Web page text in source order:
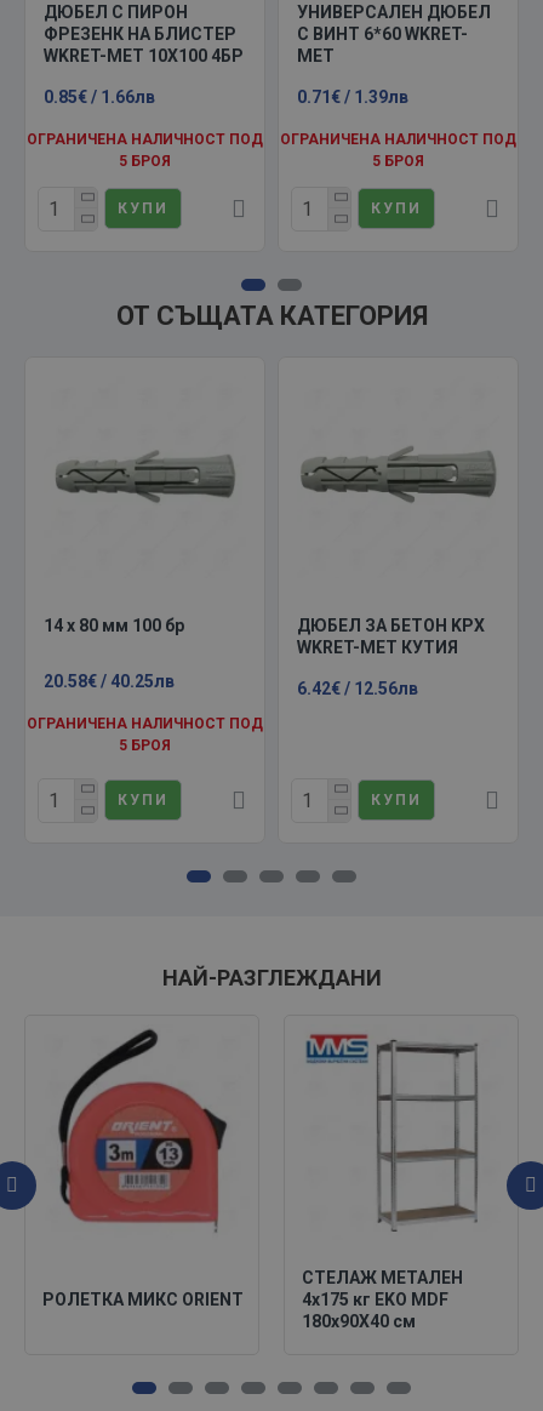
ДЮБЕЛ С ПИРОН
ФРЕЗЕНК НА БЛИСТЕР
WKRET-MET 10X100 4БР
0.85€ / 1.66лв
ОГРАНИЧЕНА НАЛИЧНОСТ ПОД
5 БРОЯ
КУПИ
УНИВЕРСАЛЕН ДЮБЕЛ
С ВИНТ 6*60 WKRET-
MET
0.71€ / 1.39лв
ОГРАНИЧЕНА НАЛИЧНОСТ ПОД
5 БРОЯ
КУПИ
ОТ СЪЩАТА КАТЕГОРИЯ
14 х 80 мм 100 бр
20.58€ / 40.25лв
ОГРАНИЧЕНА НАЛИЧНОСТ ПОД
5 БРОЯ
КУПИ
ДЮБЕЛ ЗА БЕТОН KPX
WKRET-MET КУТИЯ
6.42€ / 12.56лв
КУПИ
НАЙ-РАЗГЛЕЖДАНИ
РОЛЕТКА МИКС ORIENT
СТЕЛАЖ МЕТАЛЕН
4х175 кг EKO MDF
180х90X40 см